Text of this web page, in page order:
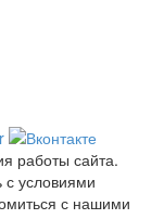
работы сайта.
условиями
с нашими